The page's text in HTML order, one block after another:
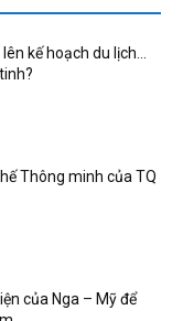
kế hoạch du lịch…
Thông minh của TQ
của Nga – Mỹ để